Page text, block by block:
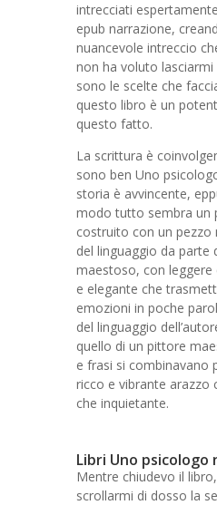
intrecciati
epub narrazione,
nuancevole intreccio
non ha voluto lasciarmi
sono le scelte che
questo libro è un
questo fatto.
La scrittura è
sono ben Uno
storia è avvincente,
modo tutto sembra un
costruito con un pezzo
del linguaggio da parte
maestoso, con leggere
e elegante che
emozioni in poche
del linguaggio
quello di un pittore
e frasi si combinavano
ricco e vibrante arazzo
che inquietante.
Libri Uno psicologo
Mentre chiudevo il
scrollarmi di dosso la